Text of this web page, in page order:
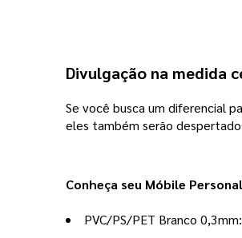
Divulgação na medida
Se você busca um diferencial
eles também serão
Conheça seu Móbile
PVC/PS/PET Branco